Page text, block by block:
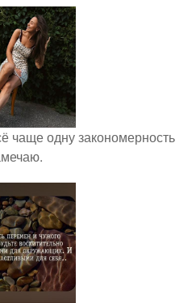
чаще одну закономерность